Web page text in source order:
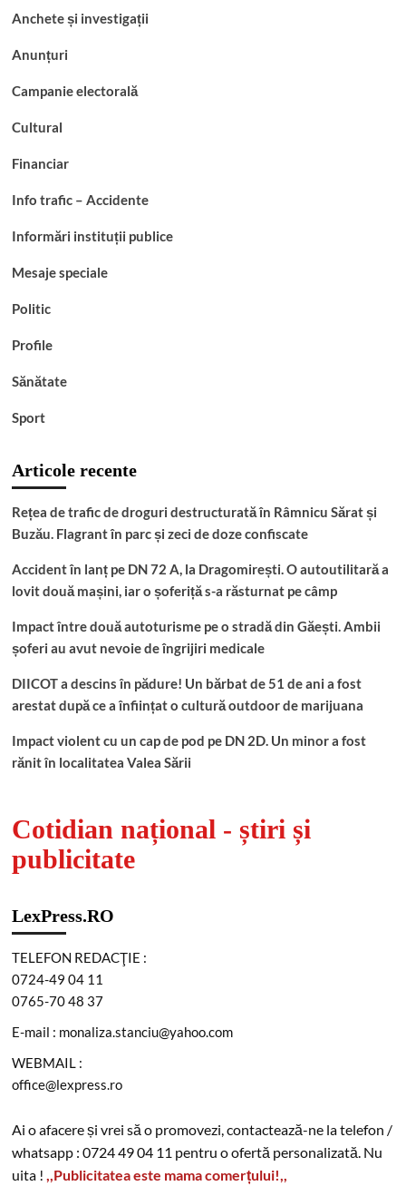
Anchete și investigații
Anunțuri
Campanie electorală
Cultural
Financiar
Info trafic – Accidente
Informări instituții publice
Mesaje speciale
Politic
Profile
Sănătate
Sport
Articole recente
Rețea de trafic de droguri destructurată în Râmnicu Sărat și
Buzău. Flagrant în parc și zeci de doze confiscate
Accident în lanț pe DN 72 A, la Dragomirești. O autoutilitară a
lovit două mașini, iar o șoferiță s-a răsturnat pe câmp
Impact între două autoturisme pe o stradă din Găești. Ambii
șoferi au avut nevoie de îngrijiri medicale
DIICOT a descins în pădure! Un bărbat de 51 de ani a fost
arestat după ce a înființat o cultură outdoor de marijuana
Impact violent cu un cap de pod pe DN 2D. Un minor a fost
rănit în localitatea Valea Sării
Cotidian național - știri și
publicitate
LexPress.RO
TELEFON REDACŢIE :
0724-49 04 11
0765-70 48 37
E-mail : monaliza.stanciu@yahoo.com
WEBMAIL :
office@lexpress.ro
Ai o afacere și vrei să o promovezi, contactează-ne la telefon /
whatsapp : 0724 49 04 11 pentru o ofertă personalizată. Nu
uita ! ,,Publicitatea este mama comerțului!,,